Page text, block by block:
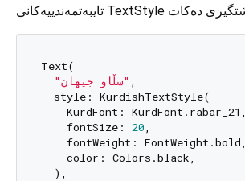
Text(
"سڵاو جیهان" ,
  style: KurdishTextStyle(
    KurdFont: KurdFont.rabar_21,
    fontSize:
20,
    fontWeight: FontWeight.bold,
    color: Colors.black,
  ),